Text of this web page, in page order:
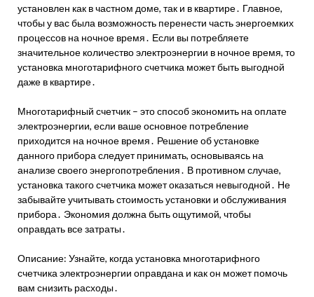
установлен как в частном доме, так и в квартире․ Главное,
чтобы у вас была возможность перенести часть энергоемких
процессов на ночное время․ Если вы потребляете
значительное количество электроэнергии в ночное время, то
установка многотарифного счетчика может быть выгодной
даже в квартире․
Многотарифный счетчик – это способ экономить на оплате
электроэнергии, если ваше основное потребление
приходится на ночное время․ Решение об установке
данного прибора следует принимать, основываясь на
анализе своего энергопотребления․ В противном случае,
установка такого счетчика может оказаться невыгодной․ Не
забывайте учитывать стоимость установки и обслуживания
прибора․ Экономия должна быть ощутимой, чтобы
оправдать все затраты․
Описание: Узнайте, когда установка многотарифного
счетчика электроэнергии оправдана и как он может помочь
вам снизить расходы․